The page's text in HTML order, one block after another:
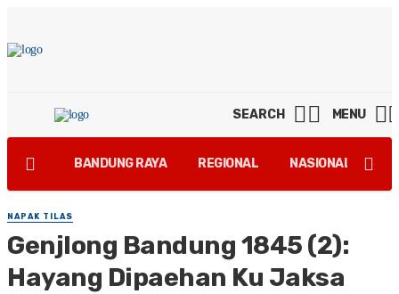
SEARCH MENU
BANDUNG RAYA REGIONAL NASIONAL
NAPAK TILAS
Genjlong Bandung 1845 (2):
Hayang Dipaehan Ku Jaksa